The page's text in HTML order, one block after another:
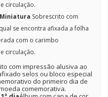
circulação.
Sobrescrito com
se encontra afixada a folha
com o carimbo
circulação.
com impressão alusiva ao
selos ou bloco especial
do primeiro dia de
comemorativa.